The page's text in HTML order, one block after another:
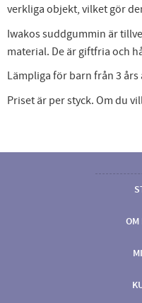
verkliga objekt, vilket gör
Iwakos suddgummin är
material. De är giftfria och
Lämpliga för barn från 3 års
Priset är per styck. Om du
OM